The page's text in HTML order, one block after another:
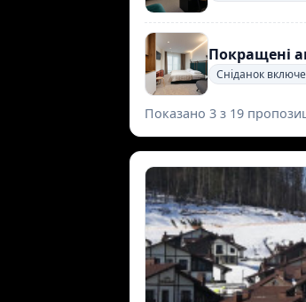
Покращені
Сніданок
Показано 3 з 19